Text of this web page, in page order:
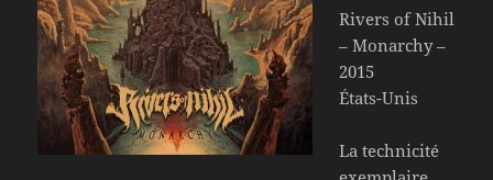
Rivers of Nihil
– Monarchy –
2015
États-Unis
La technicité